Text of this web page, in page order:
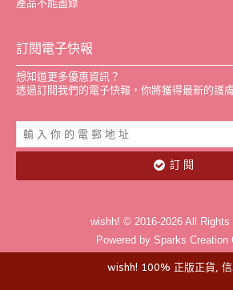
產品不能盡錄
訂閱電子快報
想知道更多優惠資訊？
透過訂閱我們的電子快報，你將獲得最新的護
訂 閱
wishh! © 2016-2026 All Rights
Powered by Sparks Creation
wishh! 100% 正版正貨,